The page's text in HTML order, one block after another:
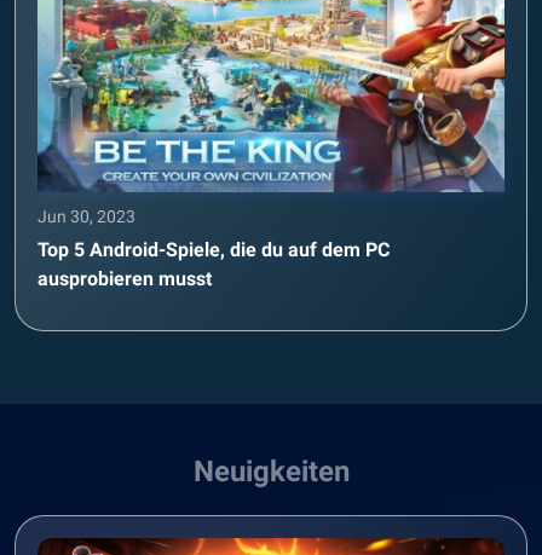
Jun 30, 2023
Top 5 Android-Spiele, die du auf dem PC
ausprobieren musst
Neuigkeiten